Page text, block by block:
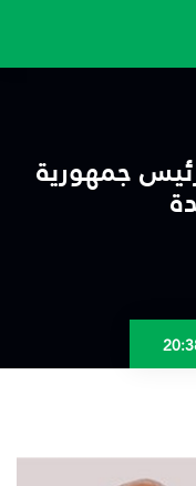
المحتوى
جمهورية